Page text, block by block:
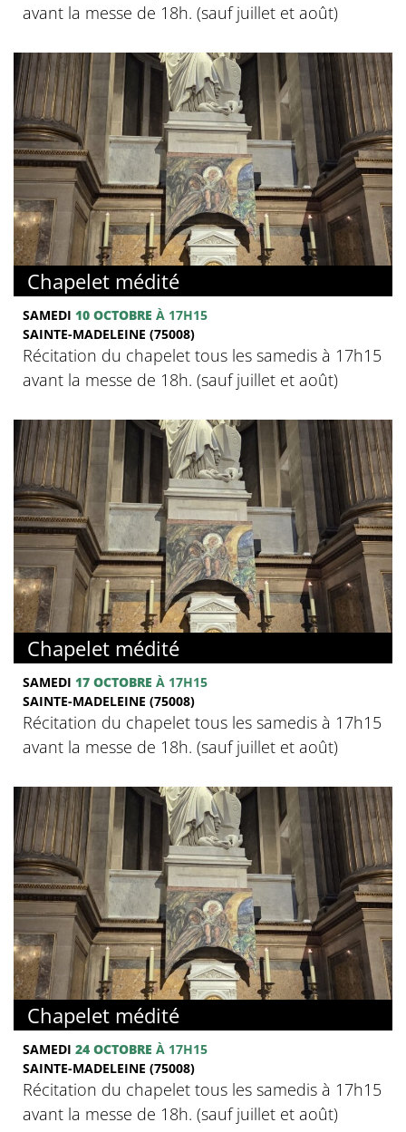
avant la messe de 18h. (sauf juillet et août)
Chapelet médité
SAMEDI 10 OCTOBRE À 17H15
SAINTE-MADELEINE (75008)
Récitation du chapelet tous les samedis à 17h15
avant la messe de 18h. (sauf juillet et août)
Chapelet médité
SAMEDI 17 OCTOBRE À 17H15
SAINTE-MADELEINE (75008)
Récitation du chapelet tous les samedis à 17h15
avant la messe de 18h. (sauf juillet et août)
Chapelet médité
SAMEDI 24 OCTOBRE À 17H15
SAINTE-MADELEINE (75008)
Récitation du chapelet tous les samedis à 17h15
avant la messe de 18h. (sauf juillet et août)